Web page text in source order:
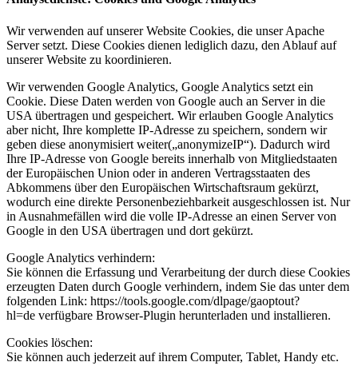
Wir verwenden auf unserer Website Cookies, die unser Apache
Server setzt. Diese Cookies dienen lediglich dazu, den Ablauf auf
unserer Website zu koordinieren.
Wir verwenden Google Analytics, Google Analytics setzt ein
Cookie. Diese Daten werden von Google auch an Server in die
USA übertragen und gespeichert. Wir erlauben Google Analytics
aber nicht, Ihre komplette IP-Adresse zu speichern, sondern wir
geben diese anonymisiert weiter(„anonymizeIP“). Dadurch wird
Ihre IP-Adresse von Google bereits innerhalb von Mitgliedstaaten
der Europäischen Union oder in anderen Vertragsstaaten des
Abkommens über den Europäischen Wirtschaftsraum gekürzt,
wodurch eine direkte Personenbeziehbarkeit ausgeschlossen ist. Nur
in Ausnahmefällen wird die volle IP-Adresse an einen Server von
Google in den USA übertragen und dort gekürzt.
Google Analytics verhindern:
Sie können die Erfassung und Verarbeitung der durch diese Cookies
erzeugten Daten durch Google verhindern, indem Sie das unter dem
folgenden Link: https://tools.google.com/dlpage/gaoptout?
hl=de verfügbare Browser-Plugin herunterladen und installieren.
Cookies löschen:
Sie können auch jederzeit auf ihrem Computer, Tablet, Handy etc.